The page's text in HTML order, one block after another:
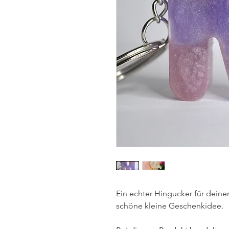
Ein echter Hingucker für
schöne kleine Geschenkidee.